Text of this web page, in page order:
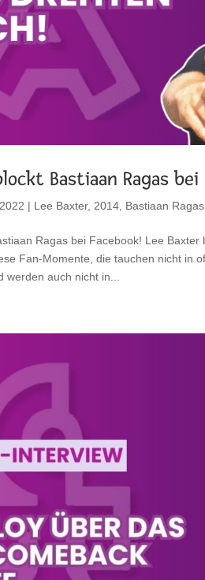
Bastiaan Ragas bei
| Lee Baxter, 2014 Bastiaan Ragas
Ragas bei Facebook! Lee
Fan-Momente, die tauchen nicht in
werden auch nicht in...